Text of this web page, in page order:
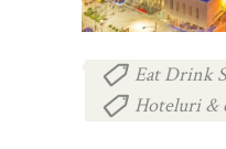
Eat Drink
Hoteluri &